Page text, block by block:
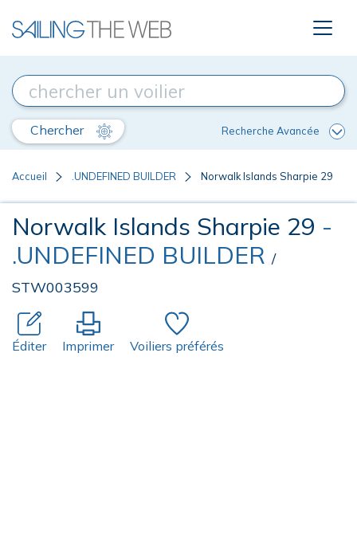
Chercher Recherche Avancée
Accueil .UNDEFINED BUILDER Norwalk Islands Sharpie 29
Norwalk Islands Sharpie 29 -
.UNDEFINED BUILDER /
STW003599
Éditer Imprimer Voiliers préférés